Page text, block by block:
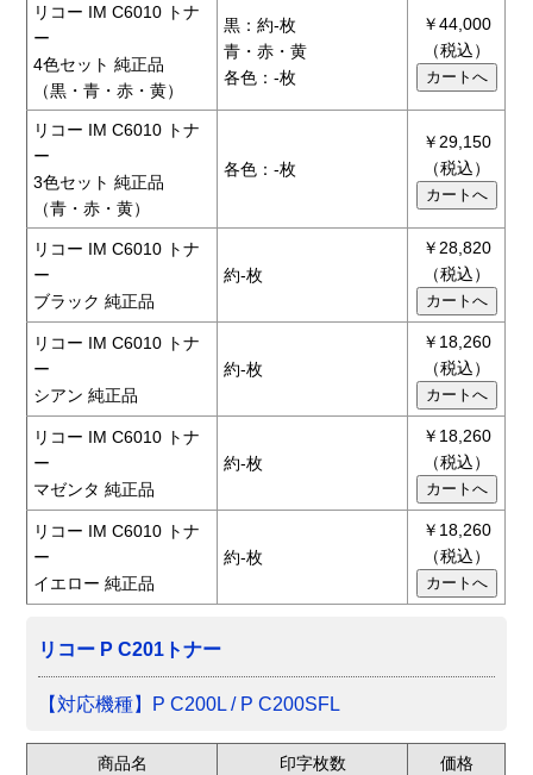
リコー IM C6010 トナ
ー
4色セット 純正品
（黒・青・赤・黄）
黒：約-枚
青・赤・黄
各色：-枚
￥44,000
（税込）
リコー IM C6010 トナ
ー
3色セット 純正品
（青・赤・黄）
各色：-枚
￥29,150
（税込）
リコー IM C6010 トナ
ー
ブラック 純正品
約-枚
￥28,820
（税込）
リコー IM C6010 トナ
ー
シアン 純正品
約-枚
￥18,260
（税込）
リコー IM C6010 トナ
ー
マゼンタ 純正品
約-枚
￥18,260
（税込）
リコー IM C6010 トナ
ー
イエロー 純正品
約-枚
￥18,260
（税込）
リコー P C201トナー
【対応機種】P C200L / P C200SFL
商品名 印字枚数 価格